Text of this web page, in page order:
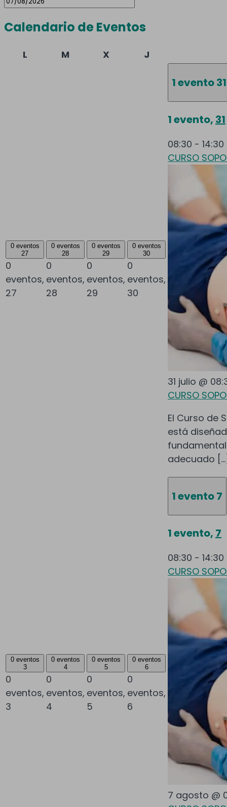
Calendario de Eventos
Llunes M martesXmiércoles
Jjueves
0 eventos
27
0
eventos,
27
0 eventos
28
0
eventos,
28
0 eventos
29
0
eventos,
29
0 eventos
30
0
eventos,
30
1 evento31
1 evento, 31
08:30 - 14:30
CURSO
31 julio @
CURSO
El Curso de
está
adecuado
0 eventos
3
0
eventos,
3
0 eventos
4
0
eventos,
4
0 eventos
5
0
eventos,
5
0 eventos
6
0
eventos,
6
1 evento7
1 evento, 7
08:30 - 14:30
CURSO
7 agosto @